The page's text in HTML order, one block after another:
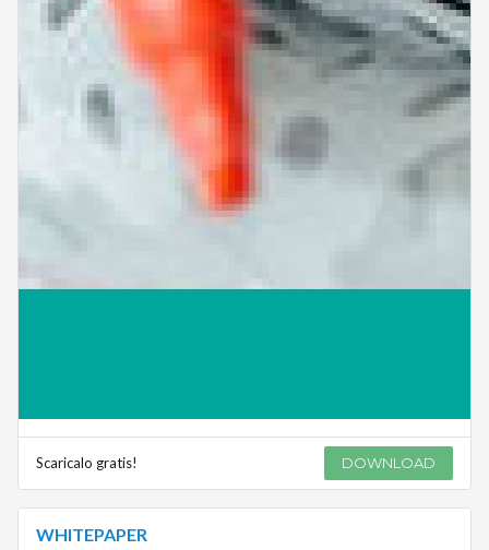
Scaricalo gratis! DOWNLOAD
WHITEPAPER